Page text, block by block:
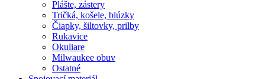
Plášte, zástery
Tričká, košele, blúzky
Čiapky, šiltovky, prilby
Rukavice
Okuliare
Milwaukee obuv
Ostatné